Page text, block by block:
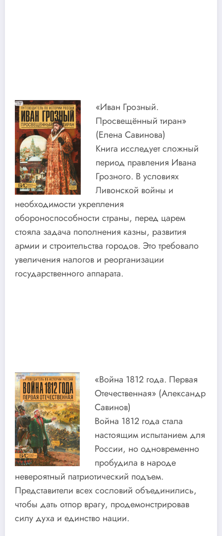
«Иван Грозный.
Просвещённый тиран»
(Елена Савинова)
Книга исследует сложный
период правления Ивана
Грозного. В условиях
Ливонской войны и
необходимости укрепления
обороноспособности страны, перед царем
стояла задача пополнения казны, развития
армии и строительства городов. Это требовало
увеличения налогов и реорганизации
государственного аппарата.
«Война 1812 года. Первая
Отечественная» (Александр
Савинов)
Война 1812 года стала
настоящим испытанием для
России, но одновременно
пробудила в народе
невероятный патриотический подъем.
Представители всех сословий объединились,
чтобы дать отпор врагу, продемонстрировав
силу духа и единство нации.